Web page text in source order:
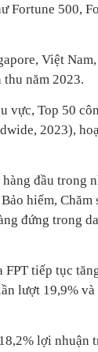
Fortune 500,
Việt
năm 2023.
vực, Top 50
2023),
đầu trong
hiểm, Chăm
đứng trong
FPT tiếp tục
lượt 19,9% và
lợi nhuận